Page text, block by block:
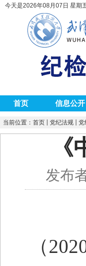
今天是2026年08月07日 星期
首页 信息公开
当前位置： 首页 党纪法规 党
发布
（